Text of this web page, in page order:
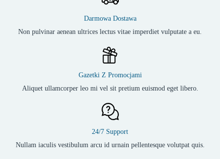
Darmowa Dostawa
Non pulvinar aenean ultrices lectus vitae imperdiet vulputate a eu.
Gazetki Z Promocjami
Aliquet ullamcorper leo mi vel sit pretium euismod eget libero.
24/7 Support
Nullam iaculis vestibulum arcu id urnain pellentesque volutpat quis.